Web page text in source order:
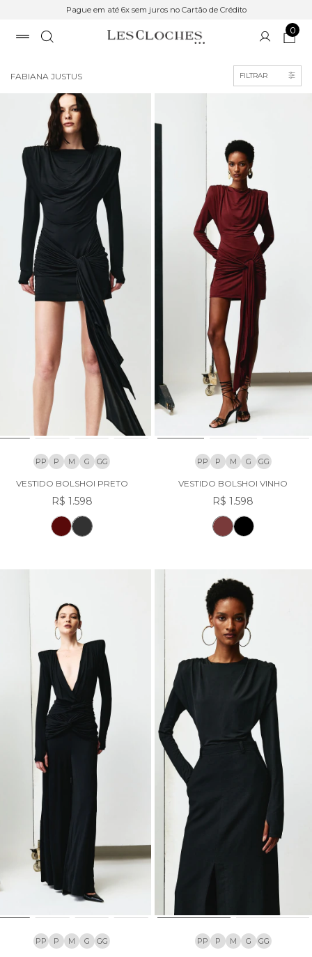
Pague em até 6x sem juros no Cartão de Crédito
0
FABIANA JUSTUS FILTRAR
PP P M G GG
VESTIDO BOLSHOI PRETO
R$ 1.598
PP P M G GG
VESTIDO BOLSHOI VINHO
R$ 1.598
PP P M G GG PP P M G GG